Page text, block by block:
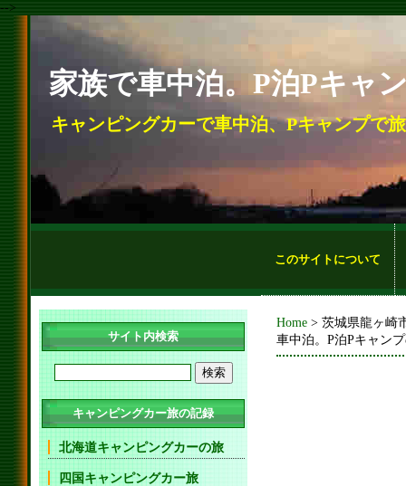
-->
家族で車中泊。P泊Pキャ
キャンピングカーで車中泊、Pキャンプで
このサイトについて
Home > 茨城県龍ヶ崎
車中泊。P泊Pキャン
サイト内検索
キャンピングカー旅の記録
北海道キャンピングカーの旅
四国キャンピングカー旅